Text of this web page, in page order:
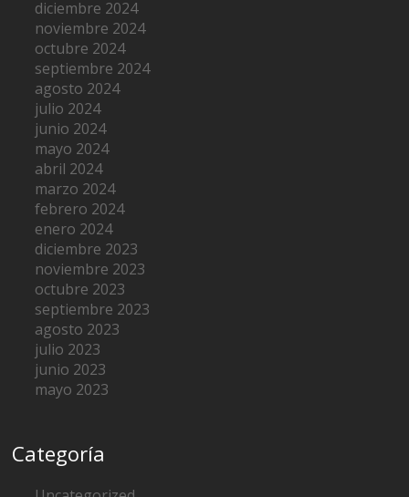
diciembre 2024
noviembre 2024
octubre 2024
septiembre 2024
agosto 2024
julio 2024
junio 2024
mayo 2024
abril 2024
marzo 2024
febrero 2024
enero 2024
diciembre 2023
noviembre 2023
octubre 2023
septiembre 2023
agosto 2023
julio 2023
junio 2023
mayo 2023
Categoría